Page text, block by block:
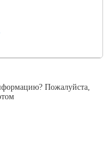
Пожалуйста,